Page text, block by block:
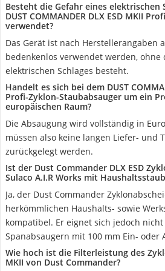
Besteht die Gefahr eines elektrischen
DUST COMMANDER DLX ESD MKII
verwendet?
Das Gerät ist nach Herstellerangaben
bedenkenlos verwendet werden, ohne
elektrischen Schlages besteht.
Handelt es sich bei dem DUST
Profi-Zyklon-Staubabsauger um ein
europäischen Raum?
Die Absaugung wird vollständig in
müssen also keine langen Liefer- und
zurückgelegt werden.
Ist der Dust Commander DLX ESD
Sulaco A.I.R Works mit
Ja, der Dust Commander
herkömmlichen Haushalts- sowie
kompatibel. Er eignet sich jedoch
Spanabsaugern mit 100 mm Ein- oder
Wie hoch ist die Filterleistung des
MKII von Dust Commander?